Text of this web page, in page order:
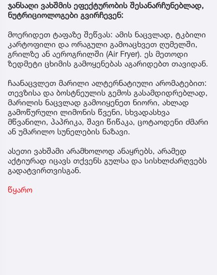
ჯანსაღი ვახშმის ეფექტურობის შესანარჩუნებლად,
ნუტრიციოლოგები გვირჩევენ:
მოერიდეთ ტაფაზე შეწვას: ამის ნაცვლად, ტკბილი
კარტოფილი და ორაგული გამოაცხვეთ ღუმელში,
გრილზე ან აეროგრილში (Air Fryer). ეს მეთოდი
ზედმეტი ცხიმის გამოყენებას აგარიდებთ თავიდან.
ჩაანაცვლეთ მარილი ალტერნატიული არომატებით:
თევზისა და ბოსტნეულის გემოს გასამდიდრებლად,
მარილის ნაცვლად გამოიყენეთ ნიორი, ახლად
გამოწურული ლიმონის წვენი, სხვადასხვა
მწვანილი, პაპრიკა, შავი წიწაკა, ცოტაოდენი ძმარი
ან უმარილო სუნელების ნაზავი.
ასეთი ვახშამი არამხოლოდ ანაყრებს, არამედ
აქტიურად იცავს თქვენს გულსა და სისხლძარღვებს
გადატვირთვისგან.
წყარო